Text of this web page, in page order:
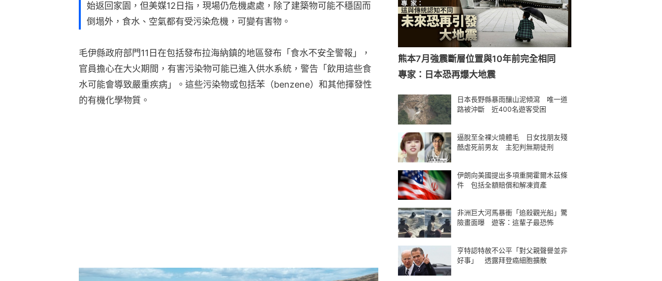
始返回家園，但美媒12日指，現場仍危機處處，除了建築物可能不穩固而
倒塌外，食水、空氣都有受污染危機，可變有害物。
毛伊縣政府部門11日在包括發布拉海納鎮的地區發布「食水不安全警報」，
官員擔心在大火期間，有害污染物可能已進入供水系統，警告「飲用這些食
水可能會導致嚴重疾病」。這些污染物或包括苯（benzene）和其他揮發性
的有機化學物質。
熊本7月強震斷層位置與10年前完全相同
專家：日本恐再爆大地震
日本長野縣暴雨釀山泥傾瀉 唯一道
路被沖斷 近400名遊客受困
逼脫至全裸火燒體毛 日女找朋友殘
酷虐死前男友 主犯判無期徒刑
伊朗向美國提出多項重開霍爾木茲條
件 包括全額賠償和解凍資產
非洲巨大河馬暴衝「追殺觀光船」驚
險畫面曝 遊客：這輩子最恐怖
亨特認特赦不公平「對父親聲譽並非
好事」 透露拜登癌細胞擴散